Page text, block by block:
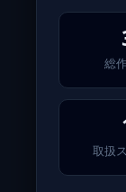
総
取扱